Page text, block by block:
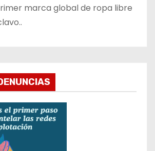
marca global de ropa libre